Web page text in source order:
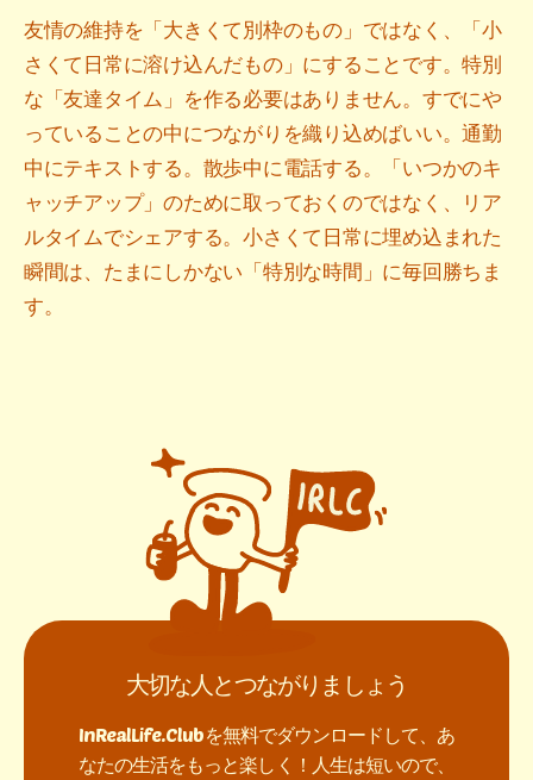
友情の維持を「大きくて別枠のもの」ではなく、「小
さくて日常に溶け込んだもの」にすることです。特別
な「友達タイム」を作る必要はありません。すでにや
っていることの中につながりを織り込めばいい。通勤
中にテキストする。散歩中に電話する。「いつかのキ
ャッチアップ」のために取っておくのではなく、リア
ルタイムでシェアする。小さくて日常に埋め込まれた
瞬間は、たまにしかない「特別な時間」に毎回勝ちま
す。
大切な人とつながりましょう
InRealLife.Clubを無料でダウンロードして、あ
なたの生活をもっと楽しく！人生は短いので、